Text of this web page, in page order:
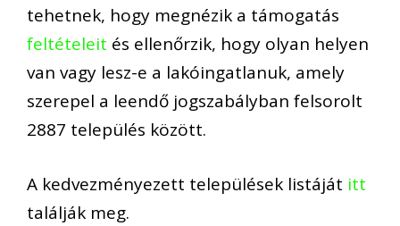
tehetnek, hogy megnézik a támogatás
feltételeit és ellenőrzik, hogy olyan helyen
van vagy lesz-e a lakóingatlanuk, amely
szerepel a leendő jogszabályban felsorolt
2887 település között.
A kedvezményezett települések listáját itt
találják meg.